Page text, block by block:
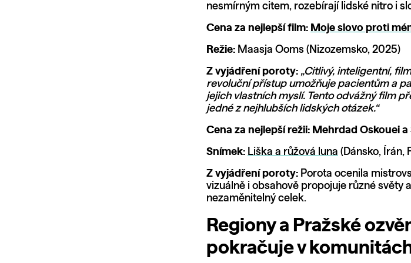
nesmírným citem, rozebírají lidské nitro i
Cena za nejlepší film: Moje slovo proti
Režie: Maasja Ooms (Nizozemsko, 2025)
Z vyjádření poroty: „Citlivý, inteligentní,
revoluční přístup umožňuje pacientům a
jejich vlastních myslí. Tento odvážný film
jedné z nejhlubších lidských otázek.“
Cena za nejlepší režii: Mehrdad Oskouei
Snímek: Liška a růžová luna (Dánsko, Írán,
Z vyjádření poroty: Porota ocenila
vizuálně i obsahově propojuje různé světy
nezaměnitelný celek.
Regiony a Pražské
pokračuje v